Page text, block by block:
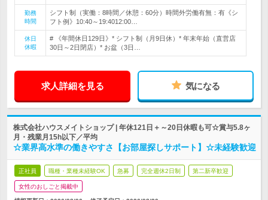
勤務
時間
シフト制（実働：8時間／休憩：60分）時間外労働有無：有《シ
フト例》10:40～19:4012:00…
休日
休暇
# 《年間休日129日》* シフト制（月9日休）* 年末年始（直営店
30日～2日閉店）* お盆（3日…
求人詳細を見る 気になる
株式会社ハウスメイトショップ | 年休121日＋～20日休暇も可☆賞与5.8ヶ
月・残業月15h以下／平均
☆業界高水準の働きやすさ【お部屋探しサポート】☆未経験歓迎
正社員 職種・業種未経験OK 急募 完全週休2日制 第二新卒歓迎
女性のおしごと掲載中